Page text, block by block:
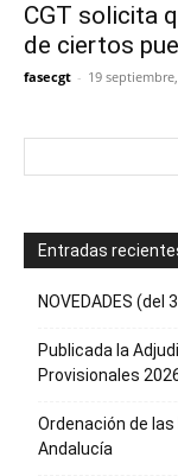
CGT solicita
de ciertos
fasecgt - 19
Entradas
NOVEDADES (del
Publicada la
Provisionales
Ordenación de
Andalucía